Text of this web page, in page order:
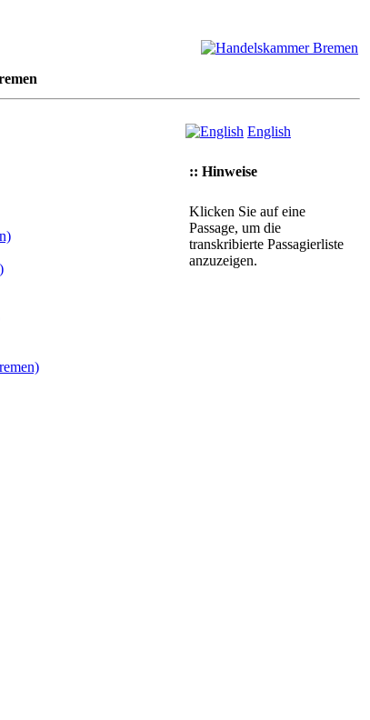
English
:: Hinweise
Klicken Sie auf eine
Passage, um die
transkribierte Passagierliste
anzuzeigen.